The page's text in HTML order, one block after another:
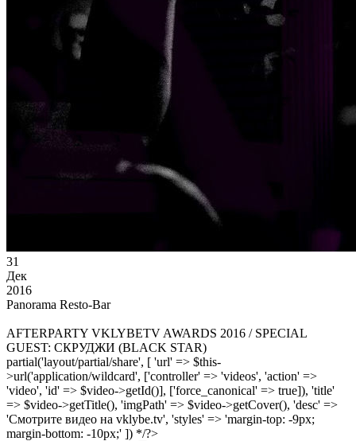
31
Дек
2016
Panorama Resto-Bar
AFTERPARTY VKLYBETV AWARDS 2016 / SPECIAL
GUEST: СКРУДЖИ (BLACK STAR)
partial('layout/partial/share', [ 'url' => $this-
>url('application/wildcard', ['controller' => 'videos', 'action' =>
'video', 'id' => $video->getId()], ['force_canonical' => true]), 'title'
=> $video->getTitle(), 'imgPath' => $video->getCover(), 'desc' =>
'Смотрите видео на vklybe.tv', 'styles' => 'margin-top: -9px;
margin-bottom: -10px;' ]) */?>